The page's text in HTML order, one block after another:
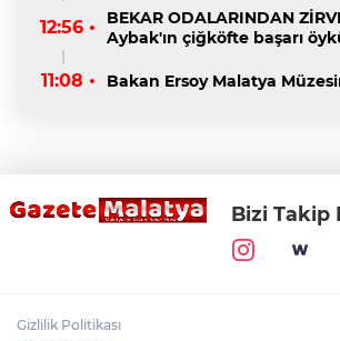
12:56 •
BEKAR ODALARINDAN
Aybak'ın çiğköfte başarı
11:08 • Bakan Ersoy Malatya
Bizi Takip
Gizlilik Politikası